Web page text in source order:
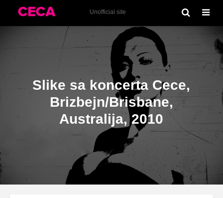
Unofficial site
Koncerti
Slike sa koncerta Cece,
Brizbejn/Brisbane,
Australija, 2010